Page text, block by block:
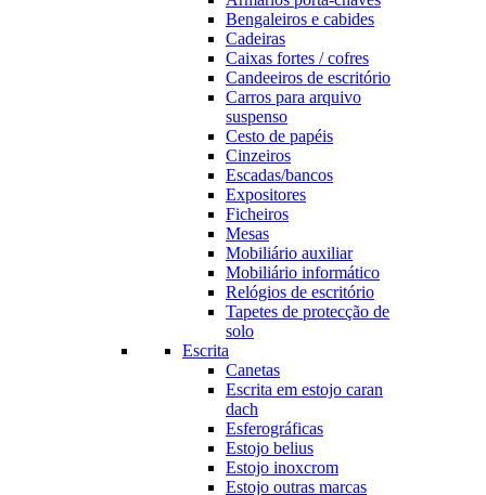
Bengaleiros e cabides
Cadeiras
Caixas fortes / cofres
Candeeiros de escritório
Carros para arquivo
suspenso
Cesto de papéis
Cinzeiros
Escadas/bancos
Expositores
Ficheiros
Mesas
Mobiliário auxiliar
Mobiliário informático
Relógios de escritório
Tapetes de protecção de
solo
Escrita
Canetas
Escrita em estojo caran
dach
Esferográficas
Estojo belius
Estojo inoxcrom
Estojo outras marcas